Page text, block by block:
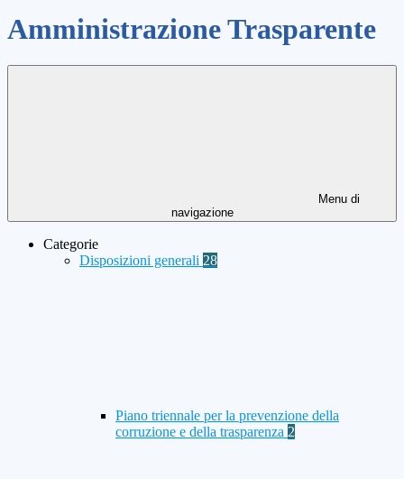
Amministrazione Trasparente
Menu di
navigazione
Categorie
Disposizioni generali 28
Piano triennale per la prevenzione della
corruzione e della trasparenza 2